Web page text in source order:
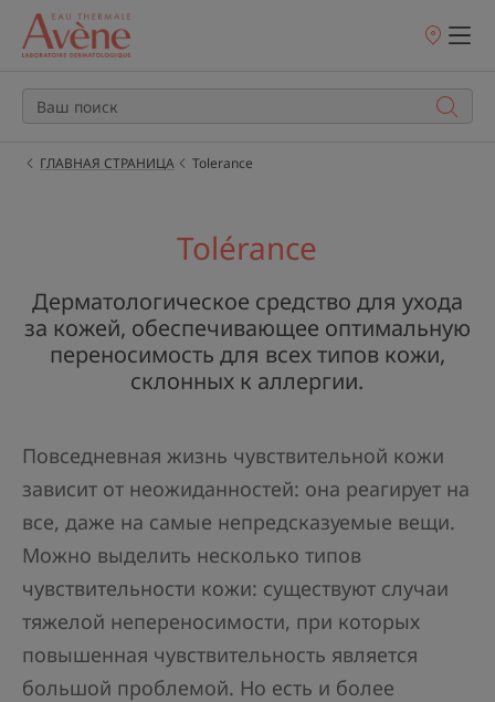
Точки
ГЛАВНАЯ СТРАНИЦА Tolerance
Tolérance
Дерматологическое средство для ухода
за кожей, обеспечивающее оптимальную
переносимость для всех типов кожи,
склонных к аллергии.
Повседневная жизнь чувствительной кожи
зависит от неожиданностей: она реагирует на
все, даже на самые непредсказуемые вещи.
Можно выделить несколько типов
чувствительности кожи: существуют случаи
тяжелой непереносимости, при которых
повышенная чувствительность является
большой проблемой. Но есть и более